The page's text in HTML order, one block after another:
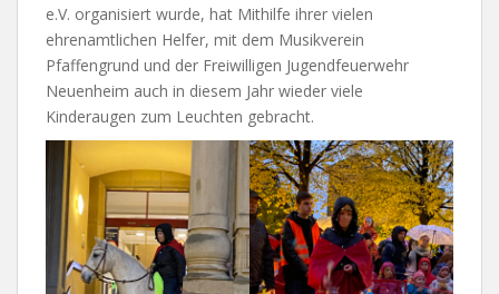
e.V. organisiert wurde, hat Mithilfe ihrer vielen
ehrenamtlichen Helfer, mit dem Musikverein
Pfaffengrund und der Freiwilligen Jugendfeuerwehr
Neuenheim auch in diesem Jahr wieder viele
Kinderaugen zum Leuchten gebracht.